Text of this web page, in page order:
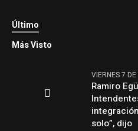
Último
Más Visto
VIERNES 7
Ramiro
solo”, dijo